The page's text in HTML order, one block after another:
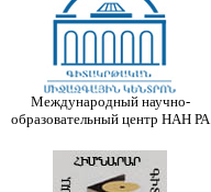
Международный научно-
образовательный центр НАН РА